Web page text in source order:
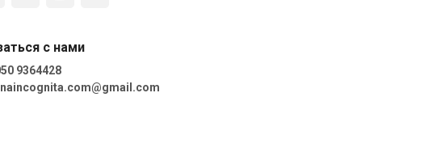
с нами
9364428